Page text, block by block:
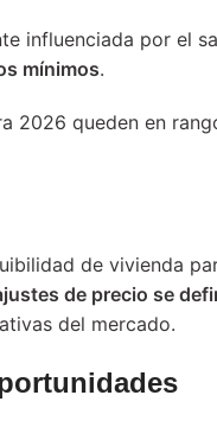
influenciada por el
mínimos.
2026 queden en
de vivienda
de precio se
del mercado.